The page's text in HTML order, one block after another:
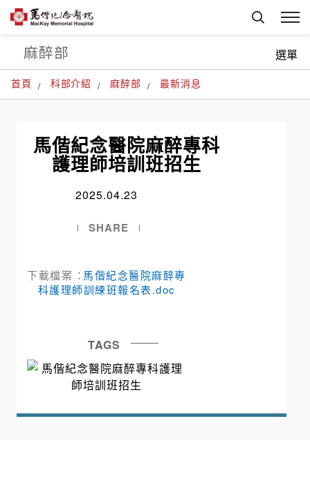
首頁 科部介紹 麻醉部 最新消息
麻醉部 選單
馬偕紀念醫院麻醉專科
護理師培訓班招生
2025.04.23
SHARE
下載檔案 ： 馬偕紀念醫院麻醉專
科護理師訓練班報名表.doc
TAGS